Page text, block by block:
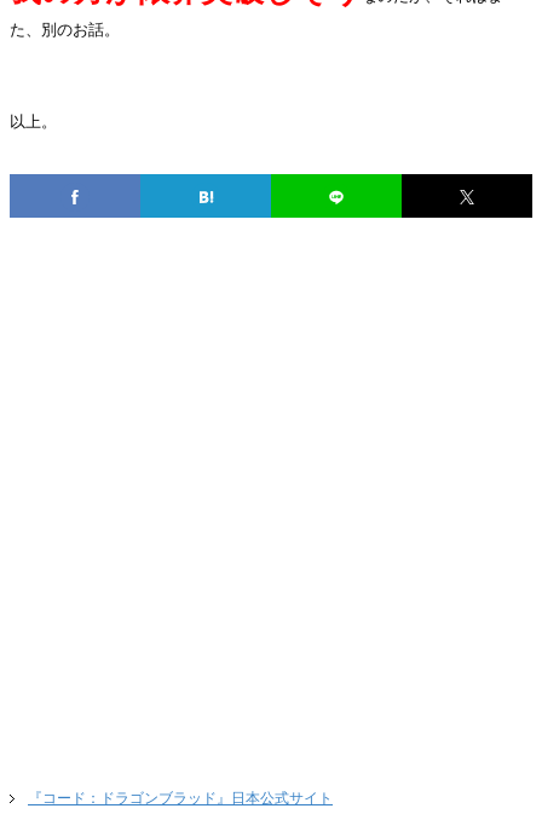
た、別のお話。
以上。
『コード：ドラゴンブラッド』日本公式サイト